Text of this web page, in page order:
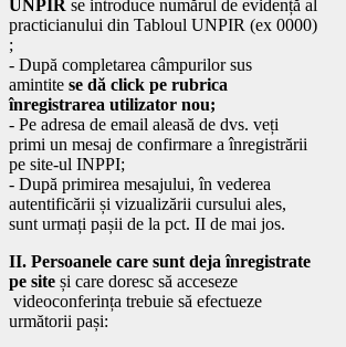
UNPIR se introduce numărul de evidență al
practicianului din Tabloul UNPIR (ex 0000)
;
- După completarea câmpurilor sus
amintite se dă click pe rubrica
înregistrarea utilizator nou;
- Pe adresa de email aleasă de dvs. veți
primi un mesaj de confirmare a înregistrării
pe site-ul INPPI;
- După primirea mesajului, în vederea
autentificării și vizualizării cursului ales,
sunt urmați pașii de la pct. II de mai jos.
II. Persoanele care sunt deja înregistrate
pe site și care doresc să acceseze
videoconferința trebuie să efectueze
următorii pași: